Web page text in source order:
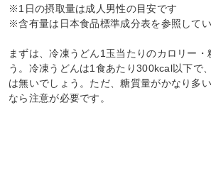
※1日の摂取量は成人男性の目安です
※含有量は日本食品標準成分表を参照して
まずは、冷凍うどん1玉当たりのカロリー・
う。冷凍うどんは1食あたり300kcal以下で
は無いでしょう。ただ、糖質量がかなり多
なら注意が必要です。